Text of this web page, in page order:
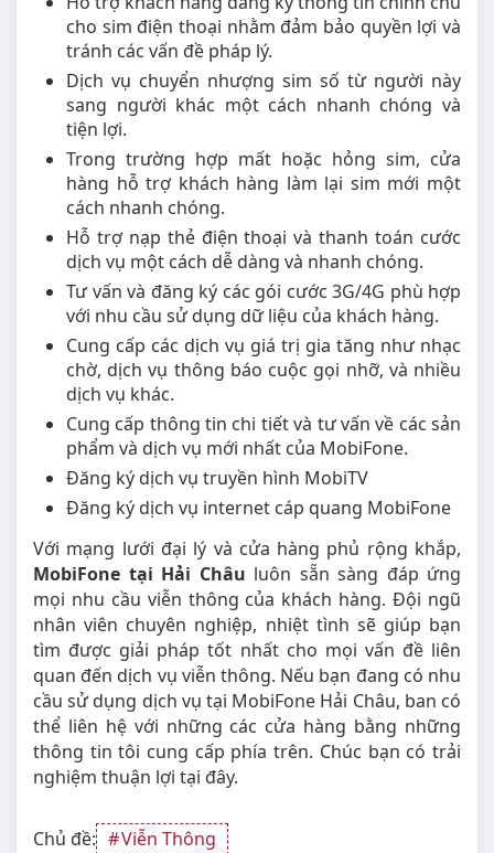
cho sim điện thoại nhằm đảm bảo quyền lợi và
tránh các vấn đề pháp lý.
Dịch vụ chuyển nhượng sim số từ người này
sang người khác một cách nhanh chóng và
tiện lợi.
Trong trường hợp mất hoặc hỏng sim, cửa
hàng hỗ trợ khách hàng làm lại sim mới một
cách nhanh chóng.
Hỗ trợ nạp thẻ điện thoại và thanh toán cước
dịch vụ một cách dễ dàng và nhanh chóng.
Tư vấn và đăng ký các gói cước 3G/4G phù hợp
với nhu cầu sử dụng dữ liệu của khách hàng.
Cung cấp các dịch vụ giá trị gia tăng như nhạc
chờ, dịch vụ thông báo cuộc gọi nhỡ, và nhiều
dịch vụ khác.
Cung cấp thông tin chi tiết và tư vấn về các sản
phẩm và dịch vụ mới nhất của MobiFone.
Đăng ký dịch vụ truyền hình MobiTV
Đăng ký dịch vụ internet cáp quang MobiFone
Với mạng lưới đại lý và cửa hàng phủ rộng khắp,
MobiFone tại Hải Châu luôn sẵn sàng đáp ứng
mọi nhu cầu viễn thông của khách hàng. Đội ngũ
nhân viên chuyên nghiệp, nhiệt tình sẽ giúp bạn
tìm được giải pháp tốt nhất cho mọi vấn đề liên
quan đến dịch vụ viễn thông. Nếu bạn đang có nhu
cầu sử dụng dịch vụ tại MobiFone Hải Châu, ban có
thể liên hệ với những các cửa hàng bằng những
thông tin tôi cung cấp phía trên. Chúc bạn có trải
nghiệm thuận lợi tại đây.
Chủ đề: Viễn Thông